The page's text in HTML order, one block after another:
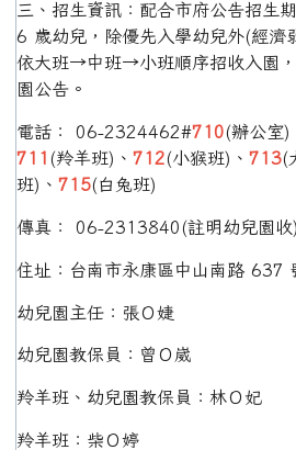
三、招生資訊：配合市府公告招生
6 歲幼兒，除優先入學幼兒外(經
依大班→中班→小班順序招收入園
園公告。
電話： 06-2324462#710(辦公室)
711 (羚羊班)、 712(小猴班)、 713(
班)、 715(白兔班)
傳真： 06-2313840(註明幼兒園
住址：台南市永康區中山南路 637
幼兒園主任：張Ｏ婕
幼兒園教保員：曾Ｏ崴
羚羊班、幼兒園教保員：林Ｏ妃
羚羊班：柴Ｏ婷